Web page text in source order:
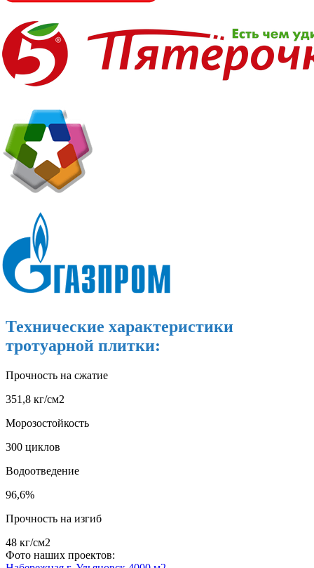
Технические характеристики
тротуарной плитки:
Прочность на сжатие
351,8 кг/см2
Морозостойкость
300 циклов
Водоотведение
96,6%
Прочность на изгиб
48 кг/см2
Фото наших проектов: